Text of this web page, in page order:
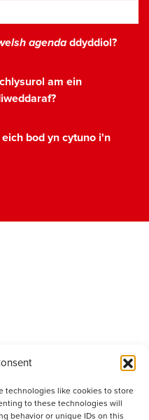
technologies like cookies to store
to these technologies will
behavior or unique IDs on this
agendaddyddiol?
am ein
bod yn cytuno i'n